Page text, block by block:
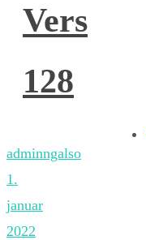
Vers
128
adminngalso
1.
januar
2022